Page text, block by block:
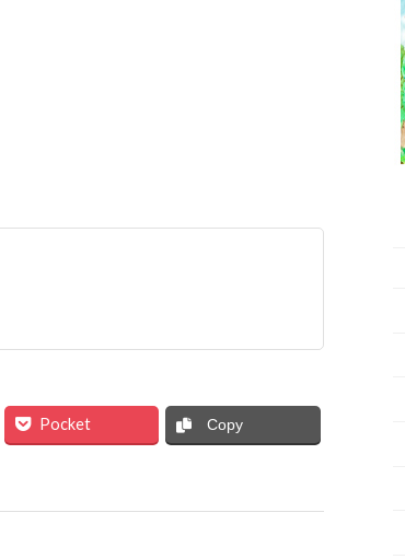
Pocket Copy